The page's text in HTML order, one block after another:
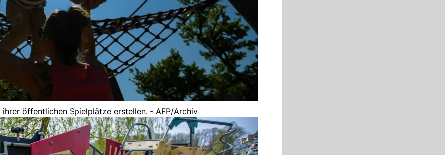
ihrer öffentlichen Spielplätze erstellen. - AFP/Archiv